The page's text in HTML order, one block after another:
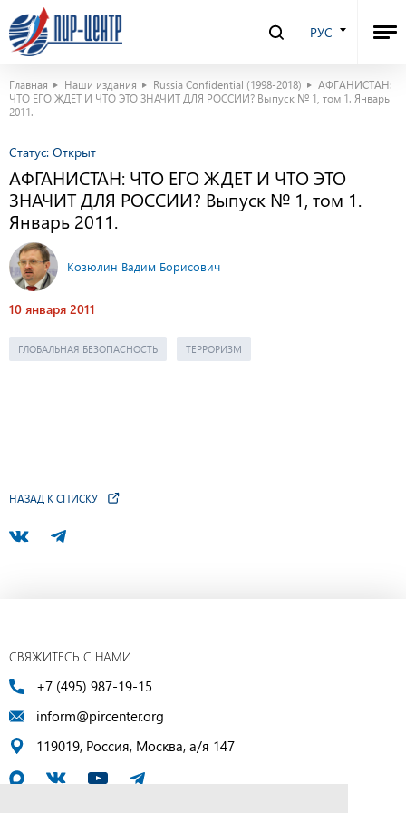
РУС
Главная Наши издания Russia Confidential (1998-2018)
АФГАНИСТАН:
ЧТО ЕГО ЖДЕТ И ЧТО ЭТО ЗНАЧИТ ДЛЯ РОССИИ? Выпуск № 1, том 1. Январь
2011.
Статус: Открыт
АФГАНИСТАН: ЧТО ЕГО ЖДЕТ И ЧТО ЭТО
ЗНАЧИТ ДЛЯ РОССИИ? Выпуск № 1, том 1.
Январь 2011.
Козюлин Вадим Борисович
10 января 2011
ГЛОБАЛЬНАЯ БЕЗОПАСНОСТЬ ТЕРРОРИЗМ
НАЗАД К СПИСКУ
СВЯЖИТЕСЬ С НАМИ
+7 (495) 987-19-15
inform@pircenter.org
119019, Россия, Москва, а/я 147